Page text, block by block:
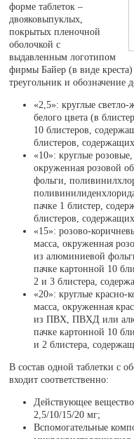
форме таблеток –
двояковыпуклых,
покрытых пленочной
оболочкой с
выдавленным логотипом
фирмы Байер (в виде
треугольник и обозначение
«2,5»: круглые
белого цвета (в
10 блистеров,
блистеров,
«10»: круглые
окруженная розовой
фольги,
пачке 1 блистер,
блистеров,
«15»: розово-
масса, окруженная
из алюминиевой
пачке картонной 10
2 и 3 блистера,
«20»: круглые красно-
масса, окруженная
из ПВХ, ПВХД или
пачке картонной 10
и 2 блистера,
В состав одной таблетки с
входит соответственно:
Действующее
2,5/10/15/20 мг;
Вспомогательные